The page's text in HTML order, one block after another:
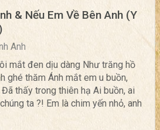
& Nếu Em Về Bên Anh (Y
Anh
mắt đen dịu dàng Như trăng hồ
ghé thăm Ánh mắt em u buồn,
thấy trong thiên hạ Ai buồn, ai
ta ?! Em là chim yến nhỏ, anh